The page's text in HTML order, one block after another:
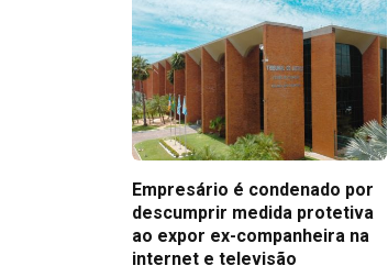
Empresário é condenado por
descumprir medida protetiva
ao expor ex-companheira na
internet e televisão